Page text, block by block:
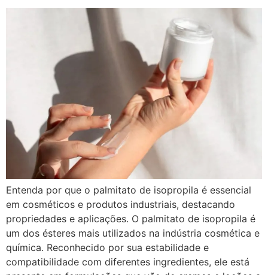
Entenda por que o palmitato de isopropila é essencial
em cosméticos e produtos industriais, destacando
propriedades e aplicações. O palmitato de isopropila é
um dos ésteres mais utilizados na indústria cosmética e
química. Reconhecido por sua estabilidade e
compatibilidade com diferentes ingredientes, ele está